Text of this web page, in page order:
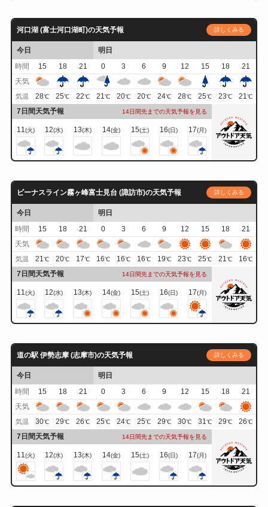
河口湖 (富士河口湖町)の天気予報 詳しくみる
今日
明日
時間
15 18 21 0 3 6 9 12 15 18
21
天気
気温 28℃ 25℃ 22℃ 21℃ 20℃ 20℃ 24℃ 28℃ 25℃ 23℃ 21℃
7日間天気予報 14日間先までの天気予報を見る
11(火) 12(水) 13(木) 14(金) 15(土) 16(日) 17(月)
ビーナスライン霧ヶ峰富士見台 (諏訪市)の天気予報 詳しくみる
今日
明日
時間
15 18 21 0 3 6 9 12 15 18
21
天気
気温 21℃ 20℃ 17℃ 16℃ 16℃ 16℃ 19℃ 23℃ 25℃ 21℃ 16℃
7日間天気予報 14日間先までの天気予報を見る
11(火) 12(水) 13(木) 14(金) 15(土) 16(日) 17(月)
道の駅 伊勢志摩 (志摩市)の天気予報 詳しくみる
今日
明日
時間
15 18 21 0 3 6 9 12 15 18
21
天気
気温 30℃ 29℃ 26℃ 25℃ 24℃ 25℃ 29℃ 30℃ 31℃ 29℃ 26℃
7日間天気予報 14日間先までの天気予報を見る
11(火) 12(水) 13(木) 14(金) 15(土) 16(日) 17(月)